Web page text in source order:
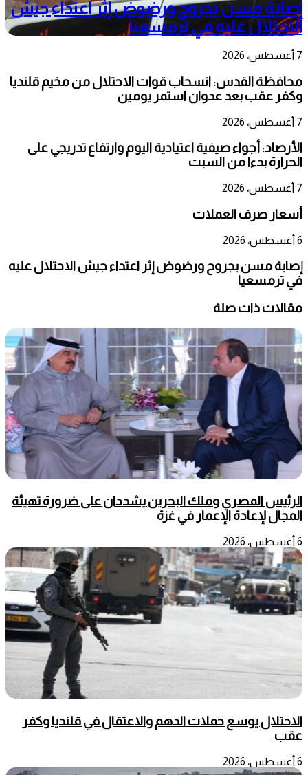
إصابة مسن بجروح ورضوض إثر اعتداء جيش
الاحتلال عليه في ترمسعيا
7 أغسطس، 2026
محافظة القدس: انسحاب قوات الاحتلال من مخيم قلنديا
وكفر عقب بعد عدوان استمر يومين
7 أغسطس، 2026
الأرصاد: أجواء صيفية اعتيادية اليوم وارتفاع تدريجي على
الحرارة بدءا من السبت
7 أغسطس، 2026
أسعار صرف العملات
6 أغسطس، 2026
إصابة مسن بجروح ورضوض إثر اعتداء جيش الاحتلال عليه
في ترمسعيا
مقالات ذات صلة
الرئيس المصري وملك البحرين يشددان على ضرورة تهيئة
المجال لإعادة الإعمار في غزة
6 أغسطس، 2026
الاحتلال يوسع حملات الدهم والاعتقال في قلنديا وكفر
عقب
6 أغسطس، 2026